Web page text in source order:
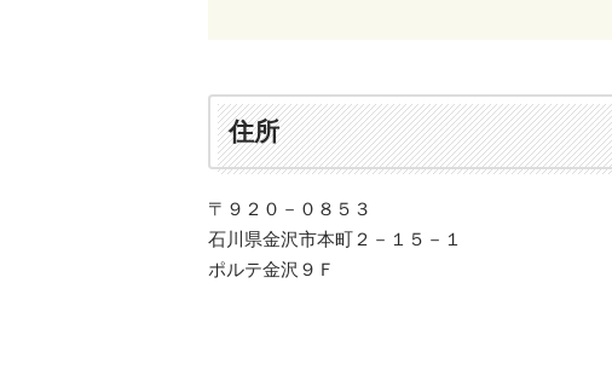
住所
〒９２０－０８５３
石川県金沢市本町２－１５－１
ポルテ金沢９Ｆ